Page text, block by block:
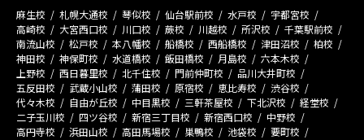
麻生校 札幌大通校 琴似校 仙台駅前校 水戸校
宇都宮校
高崎校
大宮西口校 川口校 蕨校 川越校 所沢校
千葉駅前校
南流山校
松戸校 本八幡校 船橋校 西船橋校 津田沼校
柏校
神田校
神保町校 水道橋校 飯田橋校 月島校
六本木校
上野校
西日暮里校 北千住校 門前仲町校
品川大井町校
五反田校
武蔵小山校 蒲田校 原宿校 恵比寿校
渋谷校
代々木校
自由が丘校 中目黒校 三軒茶屋校 下北沢校
経堂校
二子玉川校
四ツ谷校 新宿三丁目校 新宿西口校
中野校
高円寺校
浜田山校 高田馬場校 巣鴨校 池袋校
要町校